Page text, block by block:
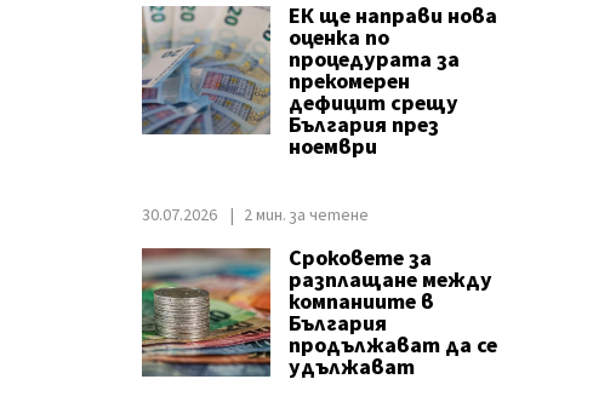
ЕК ще направи нова
оценка по
процедурата за
прекомерен
дефицит срещу
България през
ноември
30.07.2026 2 мин. за четене
Сроковете за
разплащане между
компаниите в
България
продължават да се
удължават